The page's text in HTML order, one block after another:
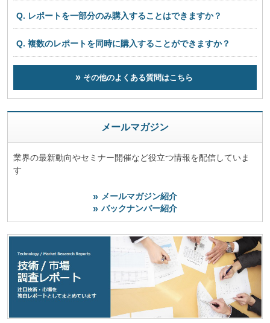
Q. レポートを一部分のみ購入することはできますか？
Q. 複数のレポートを同時に購入することができますか？
その他のよくある質問はこちら
メールマガジン
業界の最新動向やセミナー開催など役立つ情報を配信していま
す
メールマガジン紹介
バックナンバー紹介